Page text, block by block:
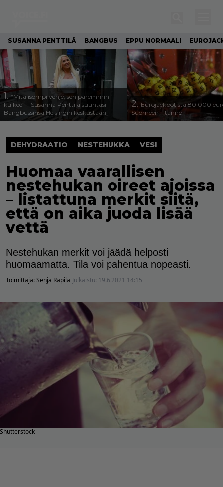
SUSANNA PENTTILÄ BANGBUS EPPU NORMAALI
1.”Mitä isompi vehje, sen paremmin
kulkee” – Susanna Penttilä suuntasi
Bangbussinsa Helsingin keskustaan
2. Eurojackpotista 80 000
Suomeen – tänne
DEHYDRAATIO NESTEHUKKA VESI
Huomaa vaarallisen
nestehukan oireet ajoissa
– listattuna merkit siitä,
että on aika juoda lisää
vettä
Nestehukan merkit voi jäädä helposti
huomaamatta. Tila voi pahentua nopeasti.
Toimittaja:Senja Rapila Julkaistu: 19.6.2021 14:15
Shutterstock